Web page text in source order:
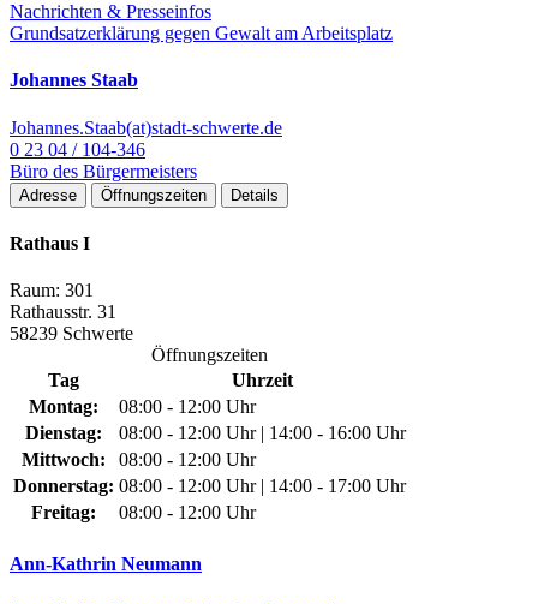
Nachrichten & Presseinfos
Grundsatzerklärung gegen Gewalt am Arbeitsplatz
Johannes Staab
Johannes.Staab(at)stadt-schwerte.de
0 23 04 / 104-346
Büro des Bürgermeisters
Adresse Öffnungszeiten Details
Rathaus I
Raum: 301
Rathausstr. 31
58239 Schwerte
Öffnungszeiten
Tag
Uhrzeit
Montag:
08:00 - 12:00 Uhr
Dienstag:
08:00 - 12:00 Uhr | 14:00 - 16:00 Uhr
Mittwoch:
08:00 - 12:00 Uhr
Donnerstag: 08:00 - 12:00 Uhr | 14:00 - 17:00 Uhr
Freitag:
08:00 - 12:00 Uhr
Ann-Kathrin Neumann